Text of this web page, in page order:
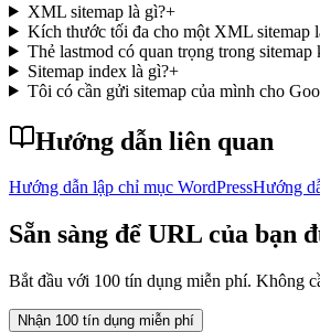
XML sitemap là gì?+
Kích thước tối đa cho một XML sitemap
Thẻ lastmod có quan trọng trong sitemap
Sitemap index là gì?+
Tôi có cần gửi sitemap của mình cho
Hướng dẫn liên quan
Hướng dẫn lập chỉ mục WordPressHướng
Sẵn sàng để URL của bạn
Bắt đầu với 100 tín dụng miễn phí. Không
Nhận 100 tín dụng miễn phí